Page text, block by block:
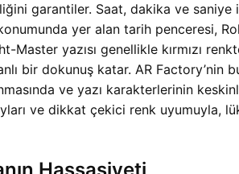
garantiler. Saat, dakika ve saniye
yer alan tarih penceresi,
yazısı genellikle kırmızı
bir dokunuş katar. AR Factory’nin
ve yazı karakterlerinin
ve dikkat çekici renk uyumuyla,